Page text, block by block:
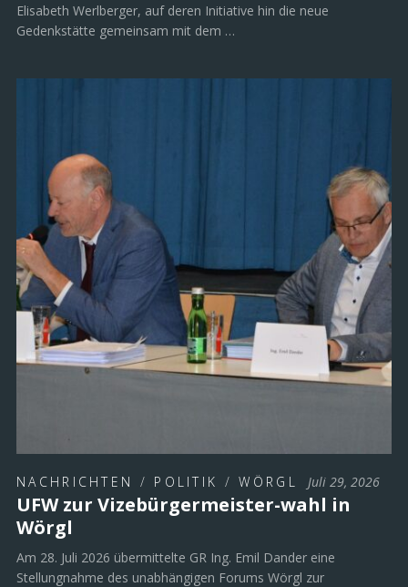
Elisabeth Werlberger, auf deren Initiative hin die neue
Gedenkstätte gemeinsam mit dem …
NACHRICHTEN / POLITIK /WÖRGL Juli 29, 2026
UFW zur Vizebürgermeister-wahl in
Wörgl
Am 28. Juli 2026 übermittelte GR Ing. Emil Dander eine
Stellungnahme des unabhängigen Forums Wörgl zur